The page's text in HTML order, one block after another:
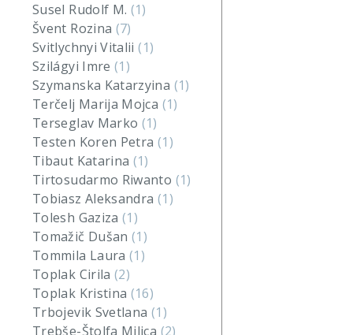
Susel Rudolf M. (1)
Švent Rozina (7)
Svitlychnyi Vitalii(1)
Szilágyi Imre(1)
Szymanska Katarzyina (1)
Terčelj Marija Mojca (1)
Terseglav Marko (1)
Testen Koren Petra (1)
Tibaut Katarina (1)
Tirtosudarmo Riwanto (1)
Tobiasz Aleksandra (1)
Tolesh Gaziza(1)
Tomažič Dušan(1)
Tommila Laura(1)
Toplak Cirila(2)
Toplak Kristina (16)
Trbojevik Svetlana (1)
Trebše-Štolfa Milica (2)